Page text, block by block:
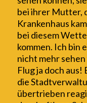
bei ihrer Mutter,
Krankenhaus
bei diesem
kommen. Ich bin
nicht mehr
Flug ja doch aus!
die
übertrieben